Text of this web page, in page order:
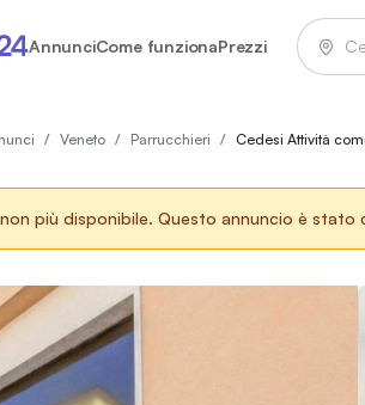
AnnunciCome funzionaPrezzi
/ Veneto / Parrucchieri / Cedesi Attività
più disponibile. Questo annuncio è stato